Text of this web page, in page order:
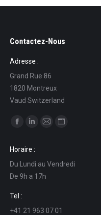
Contactez-Nous
Adresse :
Grand Rue 86
1820 Montreux
Vaud Switzerland
Find us on:
opens
in
new
window
opens
in
new
in
in
Horaire :
Du Lundi au Vendredi
De 9h a 17h
Tel :
+41 21 963 07 01